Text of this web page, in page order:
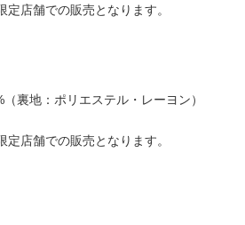
店舗での販売となります。
裏地：ポリエステル・レーヨン）
店舗での販売となります。